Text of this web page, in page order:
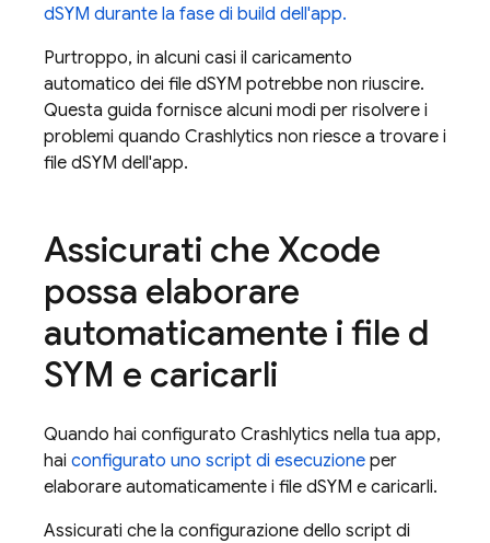
dSYM durante la fase di build dell'app.
Purtroppo, in alcuni casi il caricamento
automatico dei file dSYM potrebbe non riuscire.
Questa guida fornisce alcuni modi per risolvere i
problemi quando Crashlytics non riesce a trovare i
file dSYM dell'app.
Assicurati che Xcode
possa elaborare
automaticamente i file d
SYM e caricarli
Quando hai configurato Crashlytics nella tua app,
hai configurato uno script di esecuzione per
elaborare automaticamente i file dSYM e caricarli.
Assicurati che la configurazione dello script di